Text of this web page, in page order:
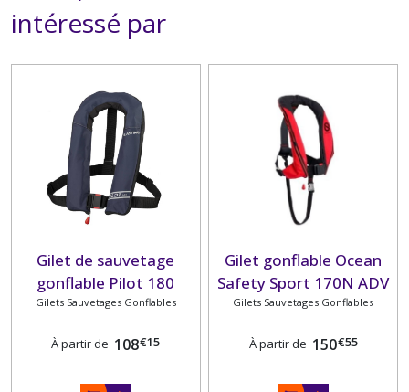
intéressé par
Gilet de sauvetage
gonflable Pilot 180
PLASTIMO
Gilets Sauvetages Gonflables
À partir de 108€15
Gilet gonflable Ocean
Safety Sport 170N ADV
Gilets Sauvetages Gonflables
À partir de 150€55